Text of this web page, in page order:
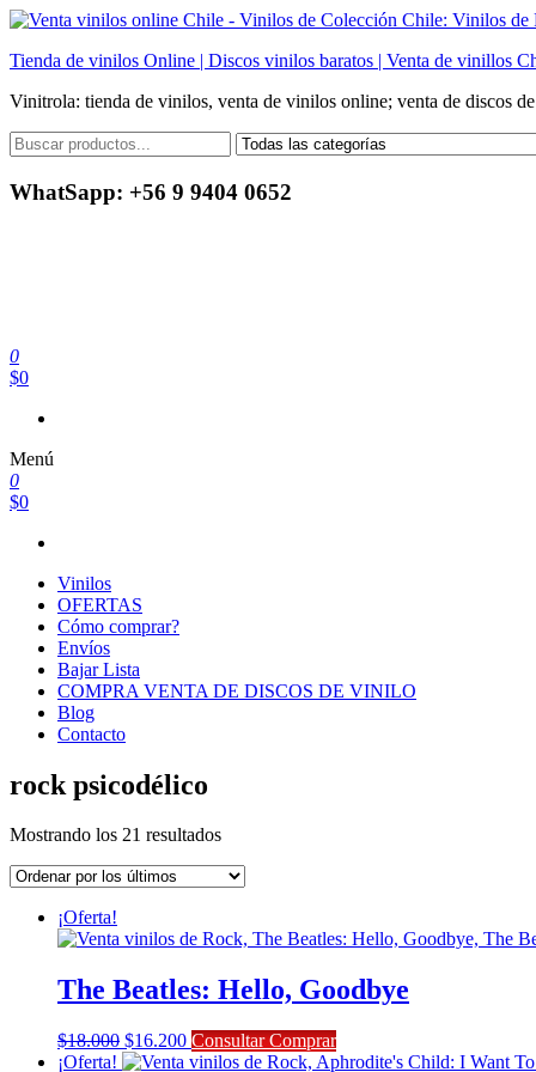
Saltar
contenido
Tienda de vinilos Online | Discos vinilos baratos | Venta de vinillos
Vinitrola: tienda de vinilos, venta de vinilos online; venta de discos
WhatSapp: +56 9 9404 0652
0
$0
Menú
0
$0
Vinilos
OFERTAS
Cómo comprar?
Envíos
Bajar Lista
COMPRA VENTA DE DISCOS DE VINILO
Blog
Contacto
rock psicodélico
Mostrando los 21 resultadosOrdenado
los
¡Oferta!
The Beatles: Hello, Goodbye
$18.000 El
precio
$16.200El
precio
Consultar Comprar
¡Oferta!